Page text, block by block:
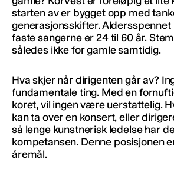
starten av er bygget opp med
generasjonsskifter.
faste sangerne er 24 til 60 år.
således ikke for gamle samtidig.
Hva skjer når dirigenten går av?
fundamentale ting. Med en
koret, vil ingen være uerstattelig.
kan ta over en konsert, eller
så lenge kunstnerisk ledelse har
kompetansen. Denne posisjonen
åremål.